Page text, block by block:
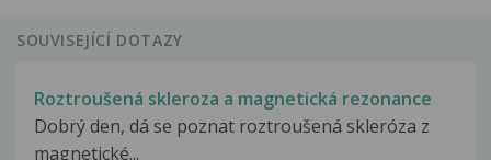
SOUVISEJÍCÍ DOTAZY
Roztroušená skleroza a magnetická rezonance
Dobrý den, dá se poznat roztroušená skleróza z
magnetické...